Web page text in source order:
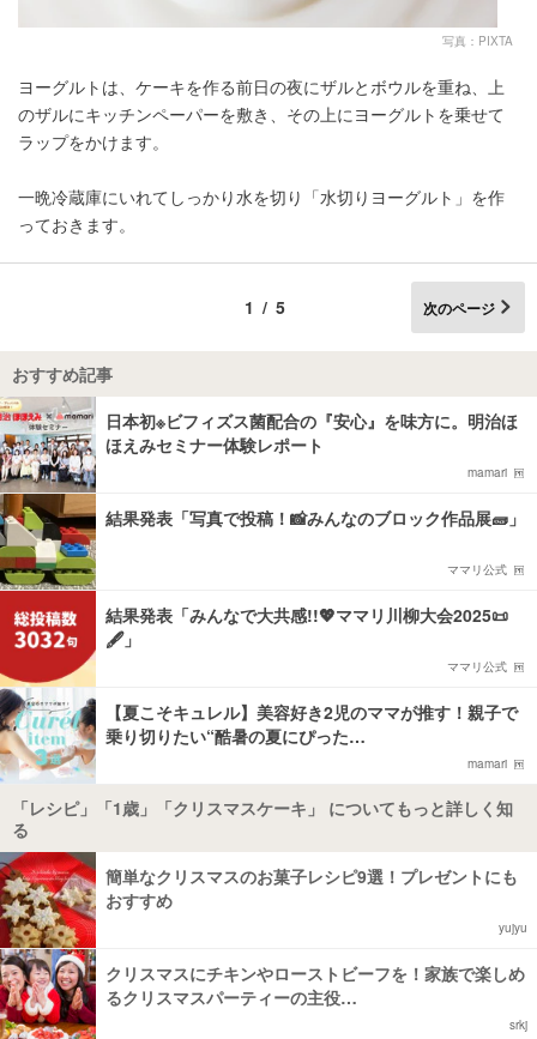
写真：PIXTA
ヨーグルトは、ケーキを作る前日の夜にザルとボウルを重ね、上
のザルにキッチンペーパーを敷き、その上にヨーグルトを乗せて
ラップをかけます。
一晩冷蔵庫にいれてしっかり水を切り「水切りヨーグルト」を作
っておきます。
1/5 次のページ
おすすめ記事
日本初※ビフィズス菌配合の『安心』を味方に。明治ほ
ほえみセミナー体験レポート
mamari
結果発表「写真で投稿！📸みんなのブロック作品展🧱」
ママリ公式
結果発表「みんなで大共感!!💖ママリ川柳大会2025📜
🖋️」
ママリ公式
【夏こそキュレル】美容好き2児のママが推す！親子で
乗り切りたい“酷暑の夏にぴった…
mamari
「レシピ」「1歳」「クリスマスケーキ」 についてもっと詳しく知
る
簡単なクリスマスのお菓子レシピ9選！プレゼントにも
おすすめ
yujyu
クリスマスにチキンやローストビーフを！家族で楽しめ
るクリスマスパーティーの主役…
srkj